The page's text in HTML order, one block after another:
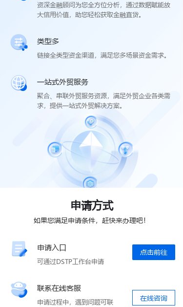
资深金融顾问为您全方位分析，通过数据赋能放
大信用价值，助您轻松获取金融直贷。
类型多
链接全类型资金渠道，满足您多场景资金需求。
一站式外贸服务
聚合、串联外贸服务资源，满足外贸企业各类需
求，提供一站式外贸解决方案。
申请方式
如果您满足申请条件，赶快来办理吧！
申请入口
可通过DSTP工作台申请
点击前往
联系在线客服
申请过程中，遇到问题可联
在线咨询